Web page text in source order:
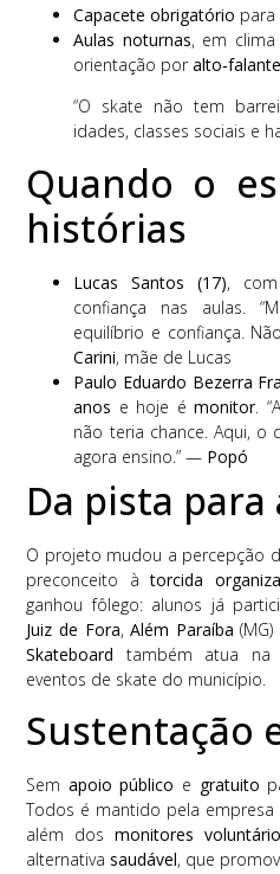
Capacete obrigatório para
Aulas noturnas, em
orientação poralto‑falante
“O skate não tem
idades, classes sociais e
Quando o
histórias
Lucas Santos (17), com
confiança nas aulas.
equilíbrio e confiança.
Carini, mãe de Lucas
Paulo Eduardo Bezerra
anos e hoje émonitor.
não teria chance. Aqui, o
agora ensino.” — Popó
Da pista para
O projeto mudou a percepção
preconceito àtorcida
ganhou fôlego: alunos já
Juiz de Fora,Além Paraíba
Skateboard também atua na
eventos de skate do município.
Sustentação
Sem apoio público e gratuito
Todos é mantido pela
além dosmonitores
alternativasaudável, que